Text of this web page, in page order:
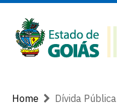
Home Dívida Pública